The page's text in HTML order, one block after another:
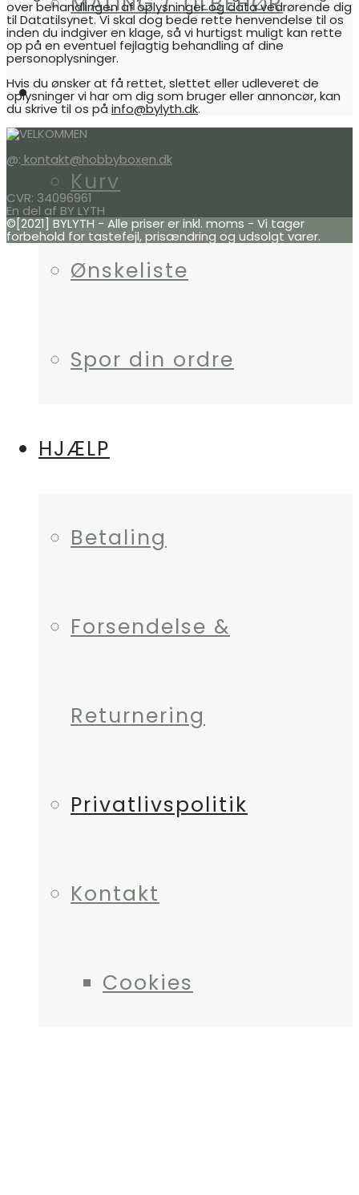
MIN KONTO
Kurv
Ønskeliste
Spor din ordre
HJÆLP
Betaling
Forsendelse &
Returnering
Privatlivspolitik
Kontakt
Cookies
over behandlingen af oplysninger og data vedrørende dig
til Datatilsynet. Vi skal dog bede rette henvendelse til os
inden du indgiver en klage, så vi hurtigst muligt kan rette
op på en eventuel fejlagtig behandling af dine
personoplysninger.
Hvis du ønsker at få rettet, slettet eller udleveret de
oplysninger vi har om dig som bruger eller annoncør, kan
du skrive til os på info@bylyth.dk.
@: kontakt@hobbyboxen.dk
CVR: 34096961
En del af BY LYTH
©[2021] BYLYTH - Alle priser er inkl. moms - Vi tager
forbehold for tastefejl, prisændring og udsolgt varer.